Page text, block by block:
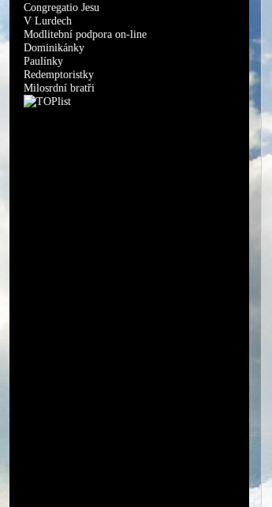
Congregatio Jesu
V Lurdech
Modlitební podpora on-line
Dominikánky
Paulínky
Redemptoristky
Milosrdní bratři